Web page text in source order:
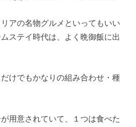
リアの名物グルメといってもいい
ステイ時代は、よく晩御飯に出
けでもかなりの組み合わせ・種
用意されていて、１つは食べた